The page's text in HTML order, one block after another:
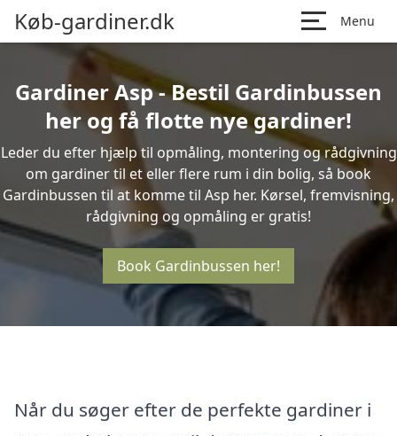
Køb-gardiner.dk Menu
Gardiner Asp - Bestil Gardinbussen
her og få flotte nye gardiner!
Leder du efter hjælp til opmåling, montering og rådgivning
om gardiner til et eller flere rum i din bolig, så book
Gardinbussen til at komme til Asp her. Kørsel, fremvisning,
rådgivning og opmåling er gratis!
Book Gardinbussen her!
Når du søger efter de perfekte gardiner i